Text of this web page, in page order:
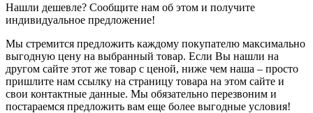
Нашли дешевле? Сообщите нам об этом и получите
индивидуальное предложение!
Мы стремится предложить каждому покупателю максимально
выгодную цену на выбранный товар. Если Вы нашли на
другом сайте этот же товар с ценой, ниже чем наша – просто
пришлите нам ссылку на страницу товара на этом сайте и
свои контактные данные. Мы обязательно перезвоним и
постараемся предложить вам еще более выгодные условия!